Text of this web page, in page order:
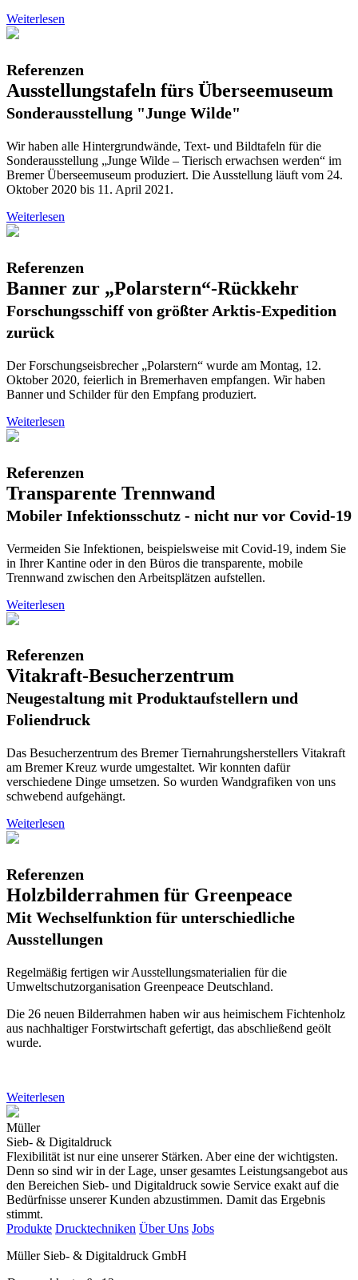
Weiterlesen
Referenzen
Ausstellungstafeln fürs Überseemuseum
Sonderausstellung "Junge Wilde"
Wir haben alle Hintergrundwände, Text- und Bildtafeln für die
Sonderausstellung „Junge Wilde – Tierisch erwachsen werden“ im
Bremer Überseemuseum produziert. Die Ausstellung läuft vom 24.
Oktober 2020 bis 11. April 2021.
Weiterlesen
Referenzen
Banner zur „Polarstern“-Rückkehr
Forschungsschiff von größter Arktis-Expedition
zurück
Der Forschungseisbrecher „Polarstern“ wurde am Montag, 12.
Oktober 2020, feierlich in Bremerhaven empfangen. Wir haben
Banner und Schilder für den Empfang produziert.
Weiterlesen
Referenzen
Transparente Trennwand
Mobiler Infektionsschutz - nicht nur vor Covid-19
Vermeiden Sie Infektionen, beispielsweise mit Covid-19, indem Sie
in Ihrer Kantine oder in den Büros die transparente, mobile
Trennwand zwischen den Arbeitsplätzen aufstellen.
Weiterlesen
Referenzen
Vitakraft-Besucherzentrum
Neugestaltung mit Produktaufstellern und
Foliendruck
Das Besucherzentrum des Bremer Tiernahrungsherstellers Vitakraft
am Bremer Kreuz wurde umgestaltet. Wir konnten dafür
verschiedene Dinge umsetzen. So wurden Wandgrafiken von uns
schwebend aufgehängt.
Weiterlesen
Referenzen
Holzbilderrahmen für Greenpeace
Mit Wechselfunktion für unterschiedliche
Ausstellungen
Regelmäßig fertigen wir Ausstellungsmaterialien für die
Umweltschutzorganisation Greenpeace Deutschland.
Die 26 neuen Bilderrahmen haben wir aus heimischem Fichtenholz
aus nachhaltiger Forstwirtschaft gefertigt, das abschließend geölt
wurde.
Weiterlesen
Müller
Sieb- & Digitaldruck
Flexibilität ist nur eine unserer Stärken. Aber eine der wichtigsten.
Denn so sind wir in der Lage, unser gesamtes Leistungsangebot aus
den Bereichen Sieb- und Digitaldruck sowie Service exakt auf die
Bedürfnisse unserer Kunden abzustimmen. Damit das Ergebnis
stimmt.
Produkte Drucktechniken Über Uns Jobs
Müller Sieb- & Digitaldruck GmbH